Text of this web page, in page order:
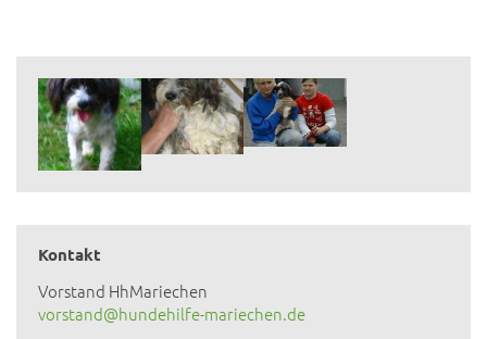
Kontakt
Vorstand HhMariechen
vorstand@hundehilfe-mariechen.de